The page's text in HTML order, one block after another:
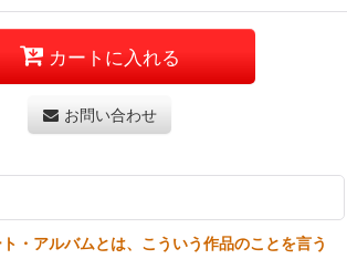
カートに入れる
お問い合わせ
・アルバムとは、こういう作品のことを言う